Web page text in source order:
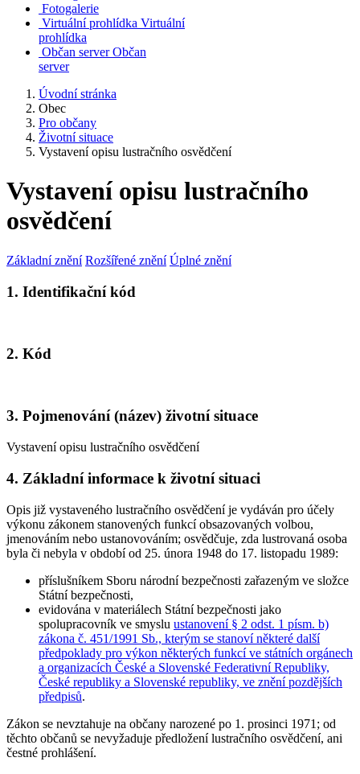
Fotogalerie
Virtuální prohlídka Virtuální
prohlídka
Občan server Občan
server
Úvodní stránka
Obec
Pro občany
Životní situace
Vystavení opisu lustračního osvědčení
Vystavení opisu lustračního
osvědčení
Základní znění Rozšířené znění Úplné znění
1. Identifikační kód
2. Kód
3. Pojmenování (název) životní situace
Vystavení opisu lustračního osvědčení
4. Základní informace k životní situaci
Opis již vystaveného lustračního osvědčení je vydáván pro účely
výkonu zákonem stanovených funkcí obsazovaných volbou,
jmenováním nebo ustanovováním; osvědčuje, zda lustrovaná osoba
byla či nebyla v období od 25. února 1948 do 17. listopadu 1989:
příslušníkem Sboru národní bezpečnosti zařazeným ve složce
Státní bezpečnosti,
evidována v materiálech Státní bezpečnosti jako
spolupracovník ve smyslu ustanovení § 2 odst. 1 písm. b)
zákona č. 451/1991 Sb., kterým se stanoví některé další
předpoklady pro výkon některých funkcí ve státních orgánech
a organizacích České a Slovenské Federativní Republiky,
České republiky a Slovenské republiky, ve znění pozdějších
předpisů.
Zákon se nevztahuje na občany narozené po 1. prosinci 1971; od
těchto občanů se nevyžaduje předložení lustračního osvědčení, ani
čestné prohlášení.